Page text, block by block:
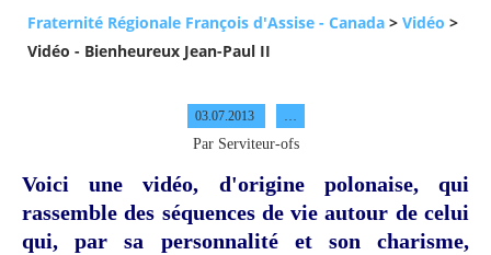
Fraternité Régionale François d'Assise - Canada > Vidéo >
Vidéo - Bienheureux Jean-Paul II
03.07.2013
Par Serviteur-ofs
Voici une vidéo, d'origine polonaise, qui
rassemble des séquences de vie autour de celui
qui, par sa personnalité et son charisme,